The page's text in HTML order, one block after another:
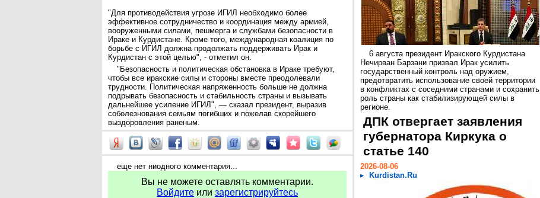
"Для противодействия угрозе ИГИЛ необходимо более
эффективное сотрудничество и координация между армией,
вооруженными силами, пешмерга и службами безопасности в
Ираке и Курдистане. Кроме того, международная коалиция по
борьбе с ИГИЛ должна продолжать поддерживать Ирак и
Курдистан с этой целью", - отметил он.
"Безопасность и политическая обстановка в Ираке требуют,
чтобы все иракские силы и стороны вместе преодолевали
трудности. Политическая напряженность больше не должна
подрывать безопасность и стабильность страны и вызывать
дальнейшее усиление ИГИЛ", — сказал президент, выразив
соболезнования семьям погибших и пожелав скорейшего
выздоровления раненым.
еще нет ниодного комментария...
Вы не можете оставлять комментарии.
Войдите или зарегистрируйтесь
6 августа президент Иракского Курдистана
Нечирван Барзани призвал Ирак усилить
государственный контроль над оружием,
предотвратить использование своей территории
в конфликтах с соседними странами и сохранить
роль страны как стабилизирующей силы в
регионе.
ДПК отвергает заявления
губернатора Киркука о
статье 140
2026-08-06
Kurdistan.Ru